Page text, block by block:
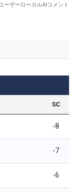
SC
-8
-7
-6